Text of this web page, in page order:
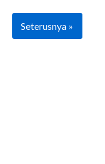
Seterusnya »